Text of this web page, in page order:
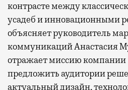
контрасте между
усадеб и инновационными
объясняет руководитель
коммуникаций Анастасия
отражает миссию
предложить аудитории
актуальный дизайн,